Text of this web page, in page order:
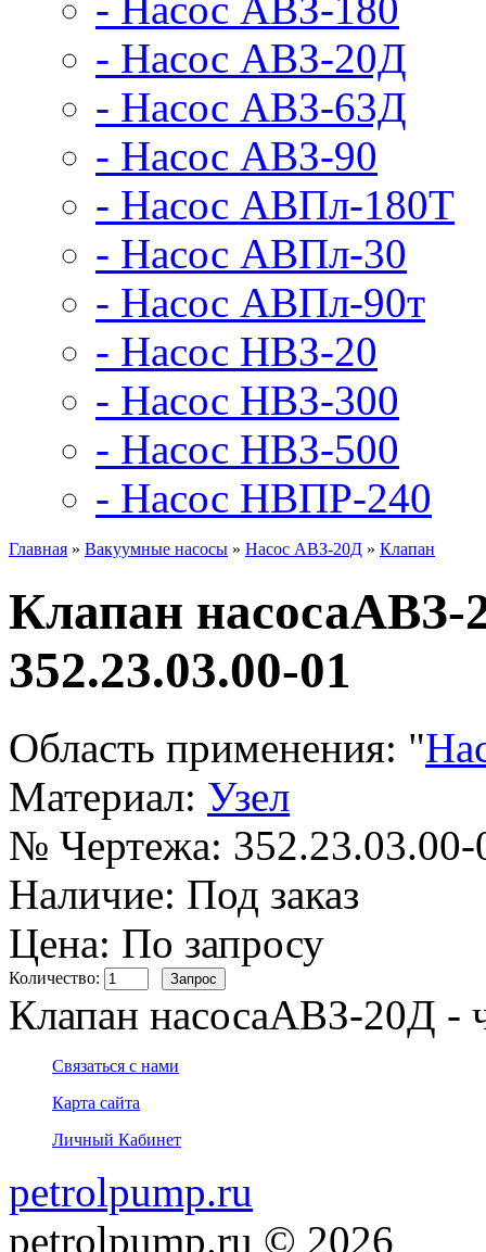
- Насос АВЗ-20Д
- Насос АВЗ-63Д
- Насос АВЗ-90
- Насос АВПл-180Т
- Насос АВПл-30
- Насос АВПл-90т
- Насос НВЗ-20
- Насос НВЗ-300
- Насос НВЗ-500
- Насос НВПР-240
Главная » Вакуумные насосы » Насос АВЗ-20Д » Клапан
Клапан насосаАВЗ-
352.23.03.00-01
Область применения: "
Материал: Узел
№ Чертежа: 352.23.03.00-
Наличие: Под заказ
Цена: По запросу
Количество:
Клапан насосаАВЗ-20Д -
Связаться с нами
Карта сайта
Личный Кабинет
petrolpump.ru
petrolpump.ru © 2026